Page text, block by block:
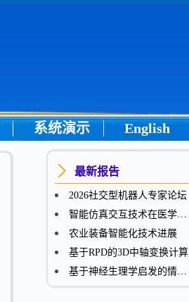
系统演示 English
最新报告
2026社交型机器人专家论坛
智能仿真交互技术在医学领域的应用
农业装备智能化技术进展
基于RPD的3D中轴变换计算
基于神经生理学启发的情感脑机接口深度神经网络